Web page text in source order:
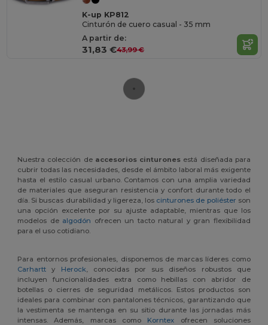
K-up KP812
Cinturón de cuero casual - 35 mm
A partir de:
31,83 €43,99 €
Nuestra colección de accesorios cinturones está diseñada para
cubrir todas las necesidades, desde el ámbito laboral más exigente
hasta el estilo casual urbano. Contamos con una amplia variedad
de materiales que aseguran resistencia y confort durante todo el
día. Si buscas durabilidad y ligereza, los cinturones de poliéster son
una opción excelente por su ajuste adaptable, mientras que los
modelos de algodón ofrecen un tacto natural y gran flexibilidad
para el uso cotidiano.
Para entornos profesionales, disponemos de marcas líderes como
Carhartt y Herock, conocidas por sus diseños robustos que
incluyen funcionalidades extra como hebillas con abridor de
botellas o cierres de seguridad metálicos. Estos productos son
ideales para combinar con pantalones técnicos, garantizando que
la vestimenta se mantenga en su sitio durante las jornadas más
intensas. Además, marcas como Korntex ofrecen soluciones